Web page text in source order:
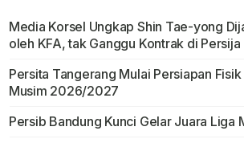
Media Korsel Ungkap Shin Tae-yong
oleh KFA, tak Ganggu Kontrak di Persija
Persita Tangerang Mulai Persiapan
Musim 2026/2027
Persib Bandung Kunci Gelar Juara Liga